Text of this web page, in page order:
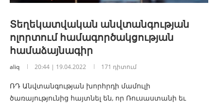
Տեղեկատվական անվտանգության
ոլորտում համագործակցության
համաձայնագիր
aliq 20:44 | 19.04.2022 171 դիտում
ՌԴ Անվտանգության խորհրդի մամուլի
ծառայությունից հայտնել են, որ Ռուսաստանի եւ